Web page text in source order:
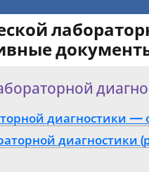
диагностики —
диагностики